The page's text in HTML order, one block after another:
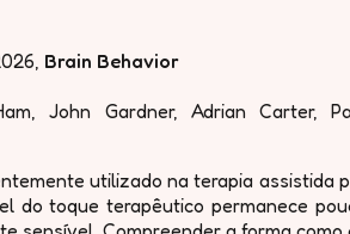
, Brain Behavior
John Gardner, Adrian Carter,
utilizado na terapia assistida
do toque terapêutico permanece